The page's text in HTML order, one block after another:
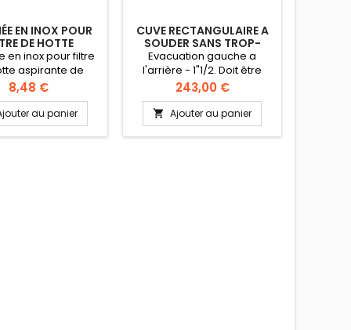
EN INOX POUR
DE HOTTE
en inox pour filtre
aspirante de
professionnelle.
Vendue à
l'unité.
Prix
8,48 €
au panier
CUVE RECTANGULAIRE A
SOUDER SANS TROP-
PLEIN
Evacuation gauche a
l'arrière - 1"1/2. Doit être
équipée d'une bonde et
d'une surverse.
Complètement en inox AISI
316. Emboutie en 1 pièce.
Prix
243,00 €
 Ajouter au panier